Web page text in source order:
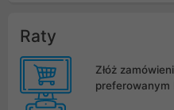
Raty
Złóż
preferowanym